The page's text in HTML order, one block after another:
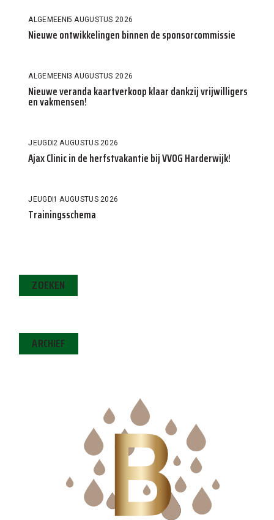
ALGEMEEN5 AUGUSTUS 2026
Nieuwe ontwikkelingen binnen de sponsorcommissie
ALGEMEEN3 AUGUSTUS 2026
Nieuwe veranda kaartverkoop klaar dankzij vrijwilligers
en vakmensen!
JEUGD2 AUGUSTUS 2026
Ajax Clinic in de herfstvakantie bij VVOG Harderwijk!
JEUGD1 AUGUSTUS 2026
Trainingsschema
ZOEKEN
ARCHIEF